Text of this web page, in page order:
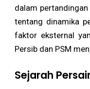
dalam
tentang dinamika
faktor eksternal
Persib dan PSM
Sejarah